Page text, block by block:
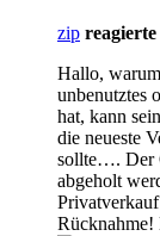
zip reagierte
Hallo,
unbenutztes
hat, kann
die neueste
sollte…. Der
abgeholt
Rücknahme!